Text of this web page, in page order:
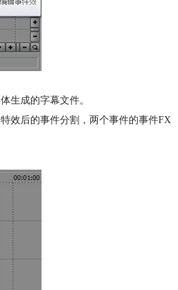
生成的字幕文件。
效后的事件分割，两个事件的事件FX